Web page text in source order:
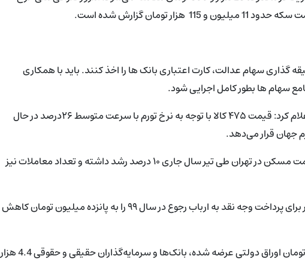
سهام عدالت، کارت اعتباری بانک ها را اخذ کنند. باید با همکاری
سهام ها بطور کامل اجرایی شود.
ایوب فرامرزی معاون اقتصادی و محاسبات مرکز آمار اعلام کرد: قیمت ۴۷۵ کالا با توجه به نرخ تورم با سرعت متوسط ۲۶درصد در حال
بر اساس آمار رسمی وزارت راه و شهرسازی، متوسط قیمت مسکن در تهران طی تیر سال جاری ۱۰ درصد رشد داشته و تعداد معاملات نیز
بانک مرکزی با ابلاغ بخشنامه ای به بانک‌ها، سقف مقرر برای پرداخت وجه نقد به ارباب رجوع در سال ۹۹ را به پانزده میلیون تومان کاهش
براساس اعلام بانک مرکزی از مجموع 11.4 هزار میلیارد تومان اوراق دولتی عرضه شده، بانک‌ها و سرمایه‌گذاران حقیقی و حقوقی 4.4 هزار